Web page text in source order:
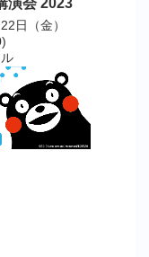
日（金）